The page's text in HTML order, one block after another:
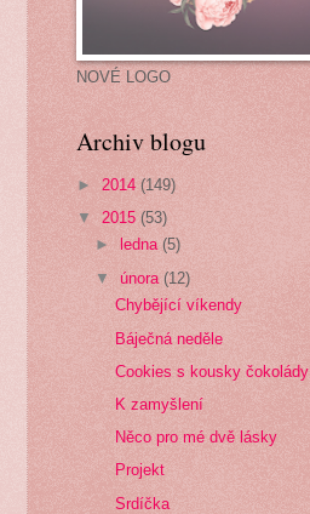
NOVÉ LOGO
Archiv blogu
► 2014 (149)
▼ 2015 (53)
►
ledna(5)
▼února(12)
Chybějící víkendy
Báječná neděle
Cookies s kousky čokolády
K zamyšlení
Něco pro mé dvě lásky
Projekt
Srdíčka